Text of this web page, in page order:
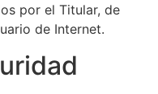
por el Titular, de
de Internet.